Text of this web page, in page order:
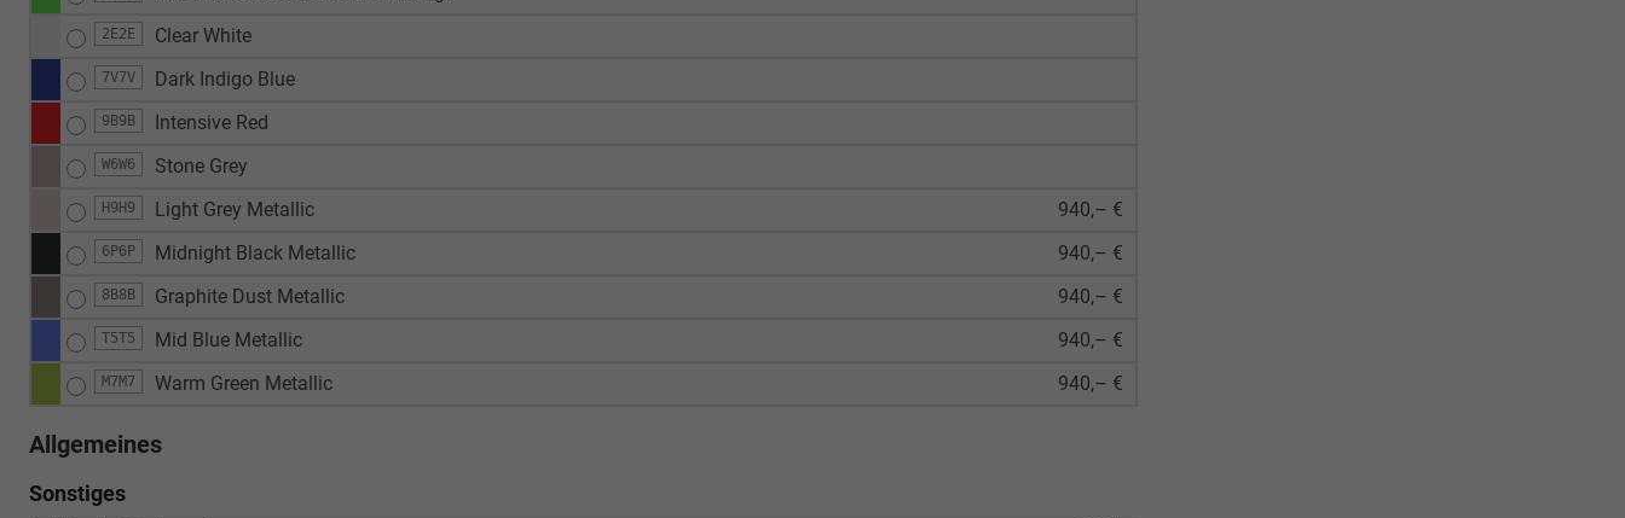
2E2E Clear White
7V7V Dark Indigo Blue
9B9B Intensive Red
W6W6 Stone Grey
H9H9 Light Grey Metallic 940,– €
6P6P Midnight Black Metallic 940,– €
8B8B Graphite Dust Metallic 940,– €
T5T5 Mid Blue Metallic 940,– €
M7M7 Warm Green Metallic 940,– €
Allgemeines
Sonstiges